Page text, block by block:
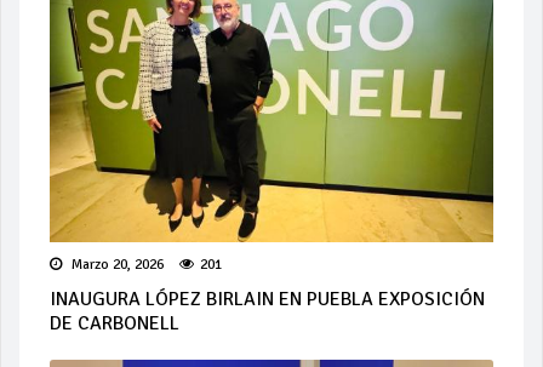
Marzo 20, 2026 201
INAUGURA LÓPEZ BIRLAIN EN PUEBLA EXPOSICIÓN
DE CARBONELL